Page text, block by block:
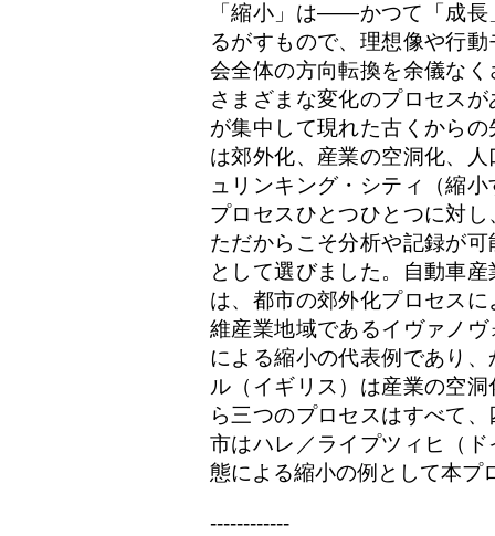
「縮小」は——かつて「成
るがすもので、理想像や行
会全体の方向転換を余儀な
さまざまな変化のプロセス
が集中して現れた古くから
は郊外化、産業の空洞化、
ュリンキング・シティ（縮
プロセスひとつひとつに対
ただからこそ分析や記録が
として選びました。自動車
は、都市の郊外化プロセス
維産業地域であるイヴァノ
による縮小の代表例であり
ル（イギリス）は産業の空
ら三つのプロセスはすべて
市はハレ／ライプツィヒ（
態による縮小の例として本プ
------------